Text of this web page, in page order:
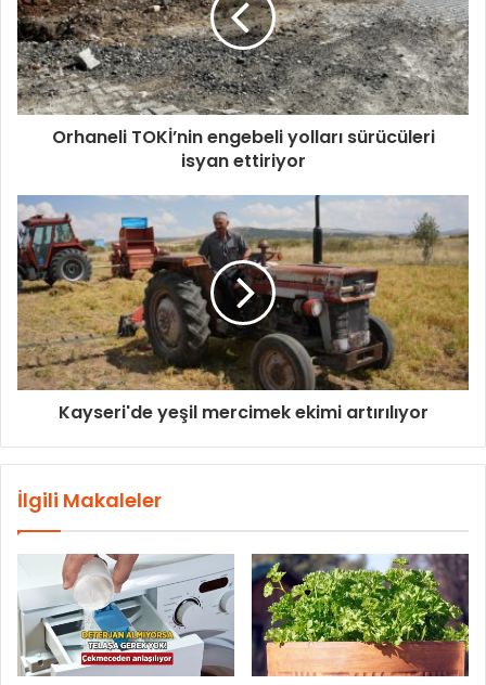
Orhaneli TOKİ’nin engebeli yolları sürücüleri
isyan ettiriyor
Kayseri'de yeşil mercimek ekimi artırılıyor
İlgili Makaleler